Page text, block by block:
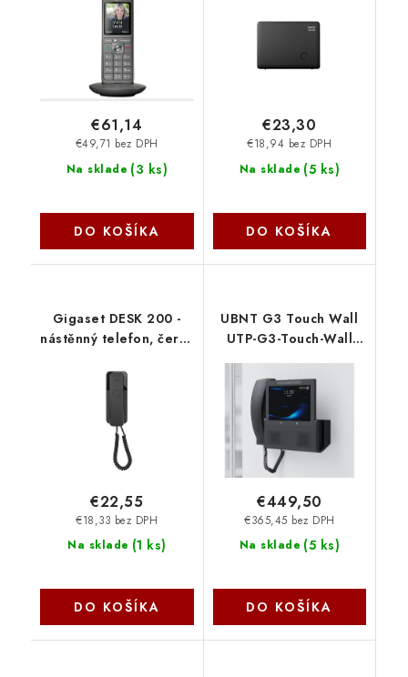
Na sklade (3 ks)
€49,71 bez DPH
€61,14
DO KOŠÍKA
Na sklade (5 ks)
€18,94 bez DPH
€23,30
DO KOŠÍKA
Gigaset DESK 200 -
nástěnný telefon, černý
Na sklade (1 ks)
€18,33 bez DPH
€22,55
DO KOŠÍKA
UBNT G3 Touch Wall
UTP-G3-Touch-Wall
Na sklade (5 ks)
€365,45 bez DPH
€449,50
DO KOŠÍKA